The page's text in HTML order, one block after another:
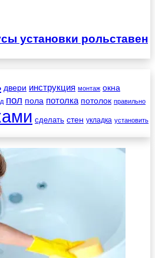
установки рольставен
двери инструкция монтаж окна
пол пола потолка потолок правильно
сделать стен укладка установить